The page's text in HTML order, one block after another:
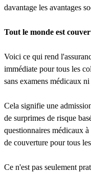
davantage les avantages
Tout le monde est
Voici ce qui rend
immédiate pour tous les
sans examens médicaux
Cela signifie une
de surprimes de risque
questionnaires médicaux
de couverture pour tous
Ce n'est pas seulement